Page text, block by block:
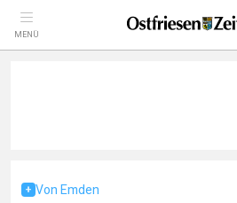
MENÜ
Von Emden